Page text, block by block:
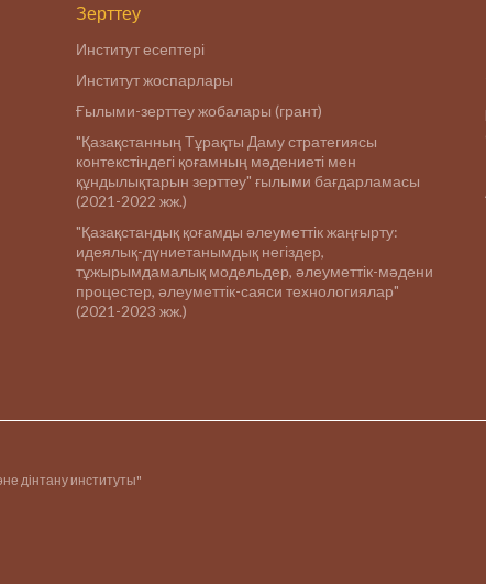
Зерттеу
Институт есептері
Институт жоспарлары
Ғылыми-зерттеу жобалары (грант)
"Қазақстанның Тұрақты Даму стратегиясы
контекстіндегі қоғамның мәдениеті мен
құндылықтарын зерттеу" ғылыми бағдарламасы
(2021-2022 жж.)
"Қазақстандық қоғамды әлеуметтік жаңғырту:
идеялық-дүниетанымдық негіздер,
тұжырымдамалық модельдер, әлеуметтік-мәдени
процестер, әлеуметтік-саяси технологиялар"
(2021-2023 жж.)
дінтану институты"